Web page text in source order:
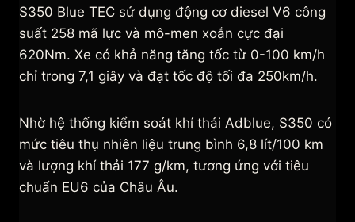
S350 Blue TEC sử dụng động cơ diesel V6 công
suất 258 mã lực và mô-men xoắn cực đại
620Nm. Xe có khả năng tăng tốc từ 0-100 km/h
chỉ trong 7,1 giây và đạt tốc độ tối đa 250km/h.
Nhờ hệ thống kiểm soát khí thải Adblue, S350 có
mức tiêu thụ nhiên liệu trung bình 6,8 lít/100 km
và lượng khí thải 177 g/km, tương ứng với tiêu
chuẩn EU6 của Châu Âu.